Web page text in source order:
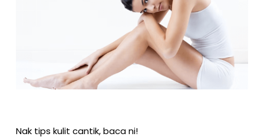
Nak tips kulit cantik, baca ni!